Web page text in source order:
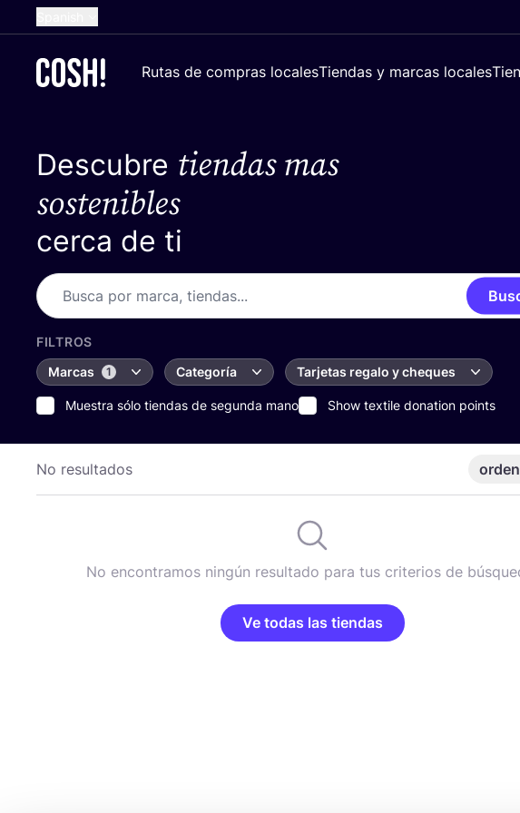
Dutch
German
Rutas de compras localesTiendas y marcas locales
Descubre tiendas mas
sostenibles
cerca de ti
FILTROS
Marcas
1 Categoría Tarjetas regalo y cheques
Muestra sólo tiendas de segunda mano Show textile donation points
No resultados
No encontramos ningún resultado para tus criterios de
Ve todas las tiendas